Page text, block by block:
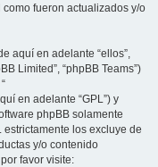
fueron actualizados y/o
aquí en adelante “ellos”,
Limited”, “phpBB Teams”)
en adelante “GPL”) y
phpBB solamente
los excluye de
y/o contenido
favor visite: